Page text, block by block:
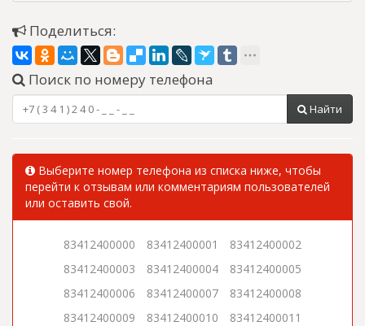
Поделиться:
Поиск по номеру телефона
Найти
Выберите номер телефона из списка ниже, чтобы
перейти к отзывам или комментариям пользователей
или оставить свой.
83412400000 83412400001
83412400002
83412400003
83412400004
83412400005
83412400006
83412400007
83412400008
83412400009
83412400010 83412400011